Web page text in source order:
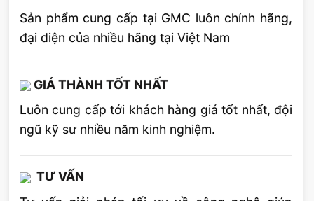
Sản phẩm cung cấp tại GMC luôn chính hãng,
đại diện của nhiều hãng tại Việt Nam
GIÁ THÀNH TỐT NHẤT
Luôn cung cấp tới khách hàng giá tốt nhất, đội
ngũ kỹ sư nhiều năm kinh nghiệm.
TƯ VẤN
– Được hưởng đầy đủ
quyền lợi theo quy định
BHXH, BHYT, BHTN,
– Đãi ngộ, phúc lợi: Lễ
tết, hiếu hỉ, sinh nhật,
nghỉ mát, ốm đau, thai
sản…
Hồ sơ
– Sơ yếu lý lịch.